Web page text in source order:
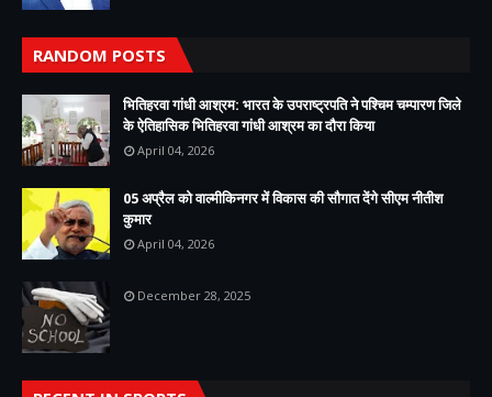
RANDOM POSTS
भितिहरवा गांधी आश्रम: भारत के उपराष्ट्रपति ने पश्चिम चम्पारण जिले
के ऐतिहासिक भितिहरवा गांधी आश्रम का दौरा किया
April 04, 2026
05 अप्रैल को वाल्मीकिनगर में विकास की सौगात देंगे सीएम नीतीश
कुमार
April 04, 2026
December 28, 2025